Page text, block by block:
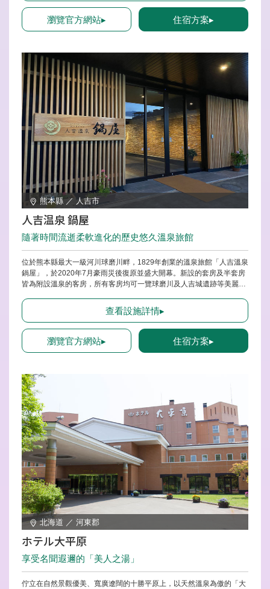
瀏覽官方網站▸ 住宿方案▸
熊本縣 ／ 人吉市
人吉温泉 鍋屋
隨著時間流逝柔軟進化的歷史悠久溫泉旅館
位於熊本縣最大一級河川球磨川畔，1829年創業的溫泉旅館「人吉溫泉
鍋屋」，於2020年7月豪雨災後復原並盛大開幕。新設的套房及半套房
皆為附設溫泉的客房，所有客房均可一覽球磨川及人吉城遺跡等美麗風
受，不妨多次泡湯舒展四肢。堅持在地食材的餐點與地元名產燒酎等，
也可盡情品味。
查看設施詳情▸
瀏覽官方網站▸ 住宿方案▸
北海道 ／ 河東郡
ホテル大平原
享受名聞遐邇的「美人之湯」
佇立在自然景觀優美、寬廣遼闊的十勝平原上，以天然溫泉為傲的「大